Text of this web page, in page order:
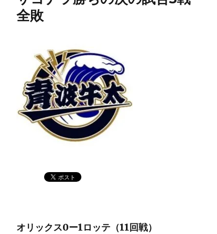
全敗
オリックス0ー1ロッテ（11回戦）